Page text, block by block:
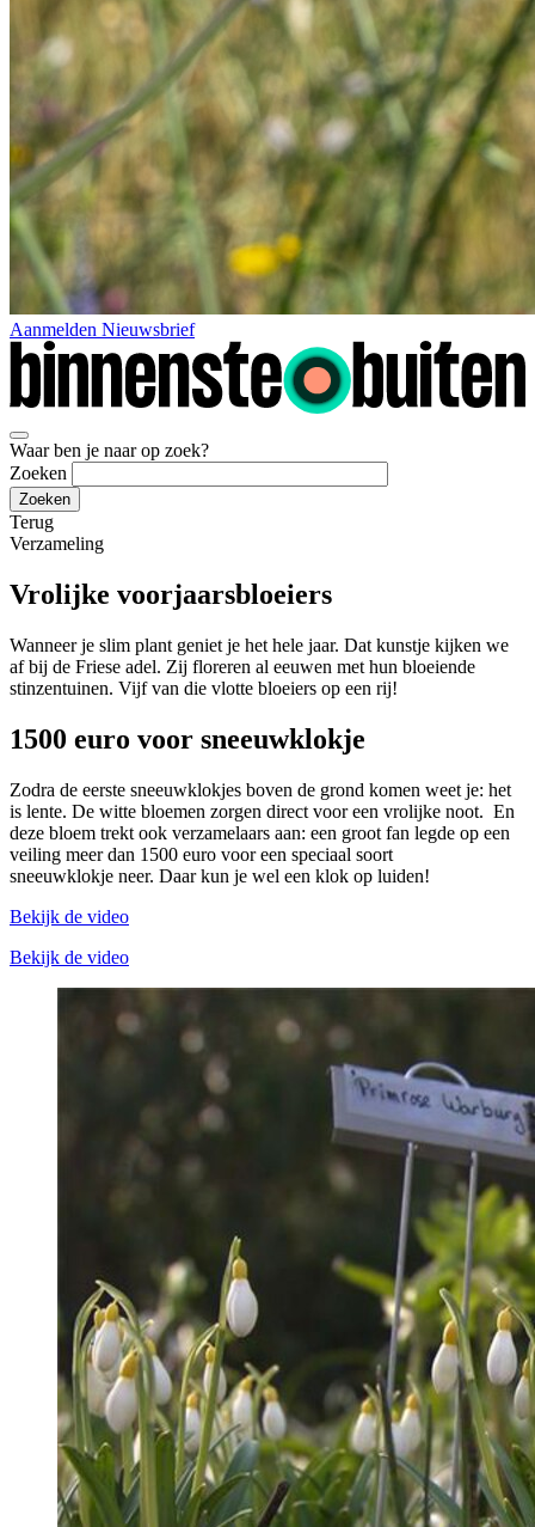
Aanmelden Nieuwsbrief
Waar ben je naar op zoek?
Zoeken
Terug
Verzameling
Vrolijke voorjaarsbloeiers
Wanneer je slim plant geniet je het hele jaar. Dat kunstje kijken we
af bij de Friese adel. Zij floreren al eeuwen met hun bloeiende
stinzentuinen. Vijf van die vlotte bloeiers op een rij!
1500 euro voor sneeuwklokje
Zodra de eerste sneeuwklokjes boven de grond komen weet je: het
is lente. De witte bloemen zorgen direct voor een vrolijke noot. En
deze bloem trekt ook verzamelaars aan: een groot fan legde op een
veiling meer dan 1500 euro voor een speciaal soort
sneeuwklokje neer. Daar kun je wel een klok op luiden!
Bekijk de video
Bekijk de video